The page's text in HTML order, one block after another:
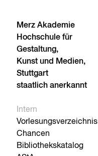
Merz Akademie
Hochschule für
Gestaltung,
Kunst und Medien,
Stuttgart
staatlich anerkannt
Intern
Vorlesungsverzeichnis
Chancen
Bibliothekskatalog